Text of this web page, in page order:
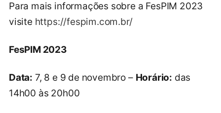
Para mais informações sobre a FesPIM 2023
visite https://fespim.com.br/
FesPIM 2023
Data: 7, 8 e 9 de novembro – Horário: das
14h00 às 20h00